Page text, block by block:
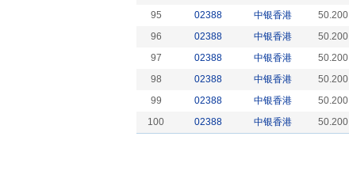
95
02388 中银香港 50.200
96
02388 中银香港 50.200
97
02388 中银香港 50.200
98
02388 中银香港 50.200
99
02388 中银香港 50.200
100
02388 中银香港 50.200